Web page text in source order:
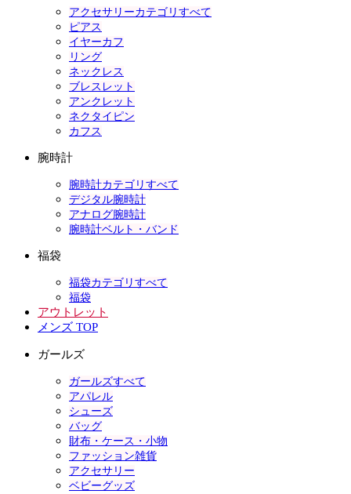
アクセサリーカテゴリすべて
ピアス
イヤーカフ
リング
ネックレス
ブレスレット
アンクレット
ネクタイピン
カフス
腕時計
腕時計カテゴリすべて
デジタル腕時計
アナログ腕時計
腕時計ベルト・バンド
福袋
福袋カテゴリすべて
福袋
アウトレット
メンズ TOP
ガールズ
ガールズすべて
アパレル
シューズ
バッグ
財布・ケース・小物
ファッション雑貨
アクセサリー
ベビーグッズ